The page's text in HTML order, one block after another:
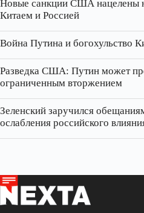
Новые санкции США нацелены
Китаем и Россией
Война Путина и богохульство
Разведка США: Путин может
ограниченным вторжением
Зеленский заручился
ослабления российского